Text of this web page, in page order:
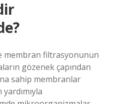
membran filtrasyonunun
gözenek çapından
sahip membranlar